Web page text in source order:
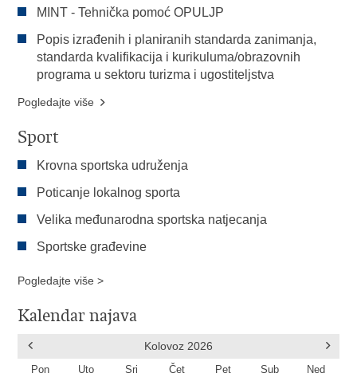
MINT - Tehnička pomoć OPULJP
Popis izrađenih i planiranih standarda zanimanja,
standarda kvalifikacija i kurikuluma/obrazovnih
programa u sektoru turizma i ugostiteljstva
Pogledajte više
Sport
Krovna sportska udruženja
Poticanje lokalnog sporta
Velika međunarodna sportska natjecanja
Sportske građevine
Pogledajte više >
Kalendar najava
Kolovoz 2026
Pon Uto Sri Čet Pet Sub Ned